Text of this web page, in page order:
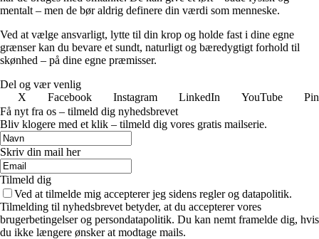
mentalt – men de bør aldrig definere din værdi som menneske.
Ved at vælge ansvarligt, lytte til din krop og holde fast i dine egne
grænser kan du bevare et sundt, naturligt og bæredygtigt forhold til
skønhed – på dine egne præmisser.
Del og vær venlig
X
Facebook Instagram LinkedIn YouTube
Få nyt fra os – tilmeld dig nyhedsbrevet
Bliv klogere med et klik – tilmeld dig vores gratis mailserie.
Skriv din mail her
Tilmeld dig
Ved at tilmelde mig accepterer jeg sidens regler og datapolitik.
Tilmelding til nyhedsbrevet betyder, at du accepterer vores
brugerbetingelser og persondatapolitik. Du kan nemt framelde dig, hvis
du ikke længere ønsker at modtage mails.